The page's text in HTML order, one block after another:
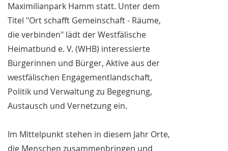
Maximilianpark Hamm statt. Unter dem
Titel "Ort schafft Gemeinschaft - Räume,
die verbinden" lädt der Westfälische
Heimatbund e. V. (WHB) interessierte
Bürgerinnen und Bürger, Aktive aus der
westfälischen Engagementlandschaft,
Politik und Verwaltung zu Begegnung,
Austausch und Vernetzung ein.
Im Mittelpunkt stehen in diesem Jahr Orte,
die Menschen zusammenbringen und